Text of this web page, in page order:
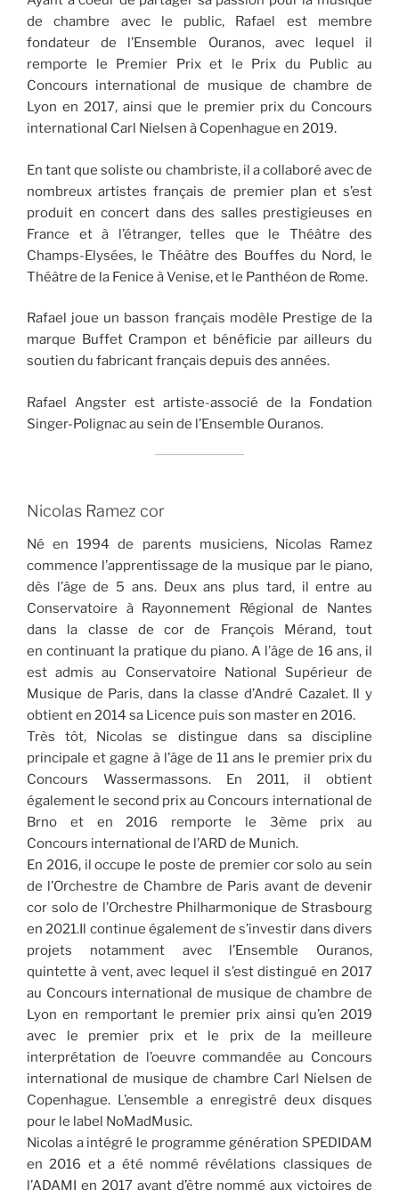
de chambre avec le public, Rafael est membre
fondateur de l’Ensemble Ouranos, avec lequel il
remporte le Premier Prix et le Prix du Public au
Concours international de musique de chambre de
Lyon en 2017, ainsi que le premier prix du Concours
international Carl Nielsen à Copenhague en 2019.
En tant que soliste ou chambriste, il a collaboré avec de
nombreux artistes français de premier plan et s’est
produit en concert dans des salles prestigieuses en
France et à l’étranger, telles que le Théâtre des
Champs-Elysées, le Théâtre des Bouffes du Nord, le
Théâtre de la Fenice à Venise, et le Panthéon de Rome.
Rafael joue un basson français modèle Prestige de la
marque Buffet Crampon et bénéficie par ailleurs du
soutien du fabricant français depuis des années.
Rafael Angster est artiste-associé de la Fondation
Singer-Polignac au sein de l’Ensemble Ouranos.
Nicolas Ramez cor
Né en 1994 de parents musiciens, Nicolas Ramez
commence l’apprentissage de la musique par le piano,
dès l’âge de 5 ans. Deux ans plus tard, il entre au
Conservatoire à Rayonnement Régional de Nantes
dans la classe de cor de François Mérand, tout
en continuant la pratique du piano. A l’âge de 16 ans, il
est admis au Conservatoire National Supérieur de
Musique de Paris, dans la classe d’André Cazalet. Il y
obtient en 2014 sa Licence puis son master en 2016.
Très tôt, Nicolas se distingue dans sa discipline
principale et gagne à l’âge de 11 ans le premier prix du
Concours Wassermassons. En 2011, il obtient
également le second prix au Concours international de
Brno et en 2016 remporte le 3ème prix au
Concours international de l’ARD de Munich.
En 2016, il occupe le poste de premier cor solo au sein
de l’Orchestre de Chambre de Paris avant de devenir
cor solo de l’Orchestre Philharmonique de Strasbourg
en 2021.Il continue également de s’investir dans divers
projets notamment avec l’Ensemble Ouranos,
quintette à vent, avec lequel il s’est distingué en 2017
au Concours international de musique de chambre de
Lyon en remportant le premier prix ainsi qu’en 2019
avec le premier prix et le prix de la meilleure
interprétation de l’oeuvre commandée au Concours
international de musique de chambre Carl Nielsen de
Copenhague. L’ensemble a enregistré deux disques
pour le label NoMadMusic.
Nicolas a intégré le programme génération SPEDIDAM
en 2016 et a été nommé révélations classiques de
l’ADAMI en 2017 avant d’être nommé aux victoires de